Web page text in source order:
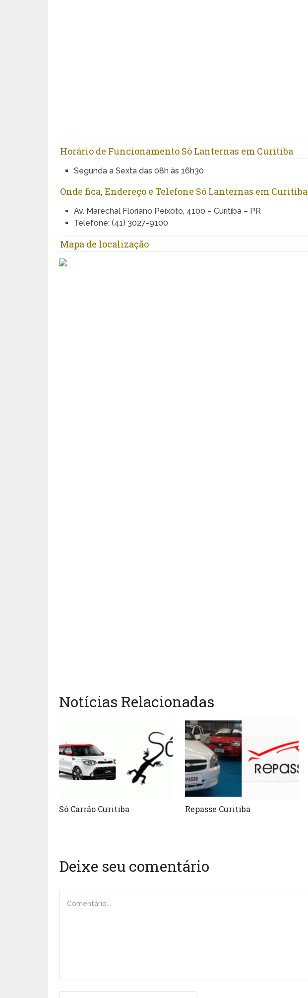
Horário de Funcionamento Só Lanternas em Curitiba
Segunda a Sexta das 08h às 16h30
Onde fica, Endereço e Telefone Só Lanternas em Curitiba
Av. Marechal Floriano Peixoto, 4100 – Curitiba – PR
Telefone: (41) 3027-9100
Mapa de localização
Notícias Relacionadas
Só Carrão Curitiba Repasse Curitiba
Deixe seu comentário